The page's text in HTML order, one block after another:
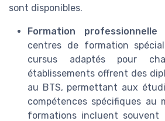
sont disponibles.
Formation professionnelle
centres de formation
cursus adaptés pour
établissements offrent des
au BTS, permettant aux
compétences spécifiques au
formations incluent souvent